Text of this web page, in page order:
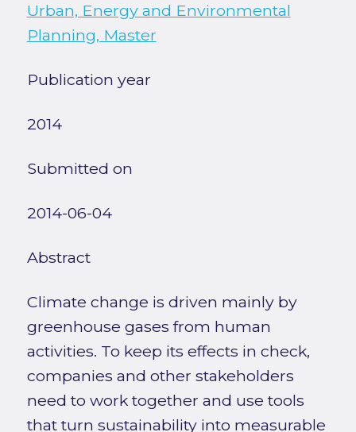
Urban, Energy and Environmental
Planning, Master
Publication year
2014
Submitted on
2014-06-04
Abstract
Climate change is driven mainly by
greenhouse gases from human
activities. To keep its effects in check,
companies and other stakeholders
need to work together and use tools
that turn sustainability into measurable